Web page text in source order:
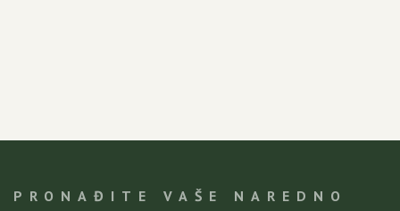
PRONAĐITE VAŠE NAREDNO